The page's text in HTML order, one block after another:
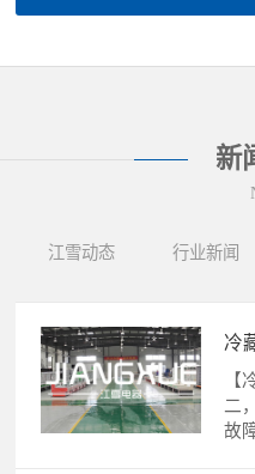
新
江雪动态 行业新闻
冷
【
二
故